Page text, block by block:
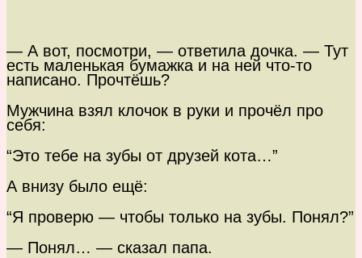
— А вот, посмотри, — ответила дочка. — Тут
есть маленькая бумажка и на ней что-то
написано. Прочтёшь?
Мужчина взял клочок в руки и прочёл про
себя:
“Это тебе на зубы от друзей кота…”
А внизу было ещё:
“Я проверю — чтобы только на зубы. Понял?”
— Понял… — сказал папа.